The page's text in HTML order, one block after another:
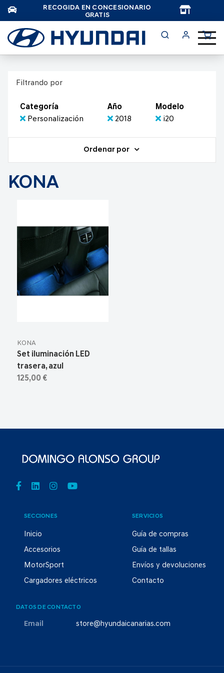
RECOGIDA EN CONCESIONARIO
GRATIS
Filtrando por
Categoría
Personalización
Año
2018
Modelo
i20
Ordenar por
KONA
KONA
Set iluminación LED
trasera, azul
125,00 €
SECCIONES
Inicio
Accesorios
MotorSport
Cargadores eléctricos
SERVICIOS
Guía de compras
Guía de tallas
Envíos y devoluciones
Contacto
DATOS DE CONTACTO
Email store@hyundaicanarias.com